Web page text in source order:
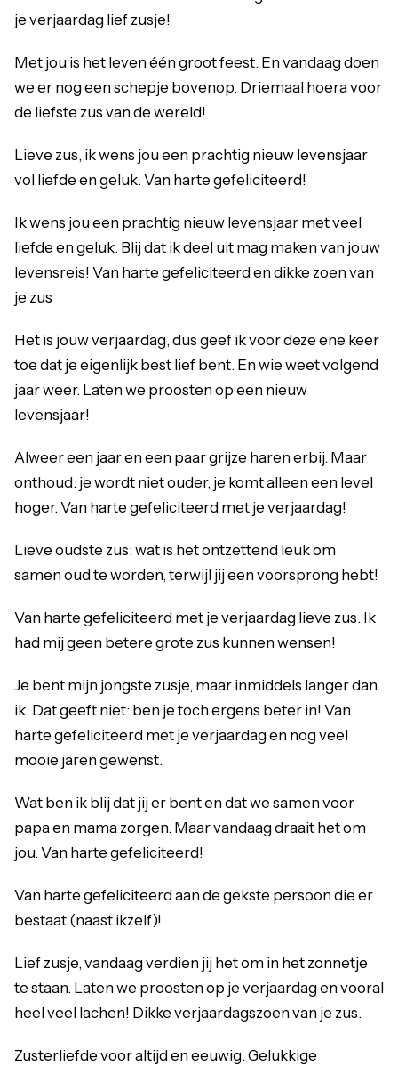
je verjaardag lief zusje!
Met jou is het leven één groot feest. En vandaag doen
we er nog een schepje bovenop. Driemaal hoera voor
de liefste zus van de wereld!
Lieve zus, ik wens jou een prachtig nieuw levensjaar
vol liefde en geluk. Van harte gefeliciteerd!
Ik wens jou een prachtig nieuw levensjaar met veel
liefde en geluk. Blij dat ik deel uit mag maken van jouw
levensreis! Van harte gefeliciteerd en dikke zoen van
je zus
Het is jouw verjaardag, dus geef ik voor deze ene keer
toe dat je eigenlijk best lief bent. En wie weet volgend
jaar weer. Laten we proosten op een nieuw
levensjaar!
Alweer een jaar en een paar grijze haren erbij. Maar
onthoud: je wordt niet ouder, je komt alleen een level
hoger. Van harte gefeliciteerd met je verjaardag!
Lieve oudste zus: wat is het ontzettend leuk om
samen oud te worden, terwijl jij een voorsprong hebt!
Van harte gefeliciteerd met je verjaardag lieve zus. Ik
had mij geen betere grote zus kunnen wensen!
Je bent mijn jongste zusje, maar inmiddels langer dan
ik. Dat geeft niet: ben je toch ergens beter in! Van
harte gefeliciteerd met je verjaardag en nog veel
mooie jaren gewenst.
Wat ben ik blij dat jij er bent en dat we samen voor
papa en mama zorgen. Maar vandaag draait het om
jou. Van harte gefeliciteerd!
Van harte gefeliciteerd aan de gekste persoon die er
bestaat (naast ikzelf)!
Lief zusje, vandaag verdien jij het om in het zonnetje
te staan. Laten we proosten op je verjaardag en vooral
heel veel lachen! Dikke verjaardagszoen van je zus.
Zusterliefde voor altijd en eeuwig. Gelukkige